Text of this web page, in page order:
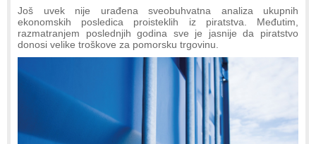
Još uvek nije urađena sveobuhvatna analiza ukupnih
ekonomskih posledica proisteklih iz piratstva. Međutim,
razmatranjem poslednjih godina sve je jasnije da piratstvo
donosi velike troškove za pomorsku trgovinu.